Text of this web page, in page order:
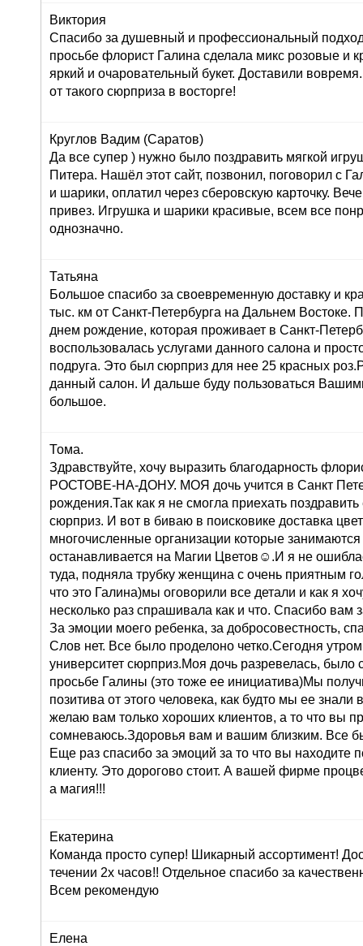
Виктория
Спасибо за душевный и профессиональный
просьбе флорист Галина сделала микс розовые и
яркий и очаровательный букет. Доставили
от такого сюрприза в восторге!
Круглов Вадим (Саратов)
Да все супер ) нужно было поздравить мягкой
Питера. Нашёл этот сайт, позвонил, поговорил с
и шарики, оплатил через сберовскую карточку.
привез. Игрушка и шарики красивые, всем все
однозначно.
Татьяна
Большое спасибо за своевременную доставку и
тыс. км от Санкт-Петербурга на Дальнем Востоке.
днем рождение, которая проживает в Санкт-
воспользовалась услугами данного салона и
подруга. Это был сюрприз для нее 25 красных
данный салон. И дальше буду пользоваться
большое.
Тома.
Здравствуйте, хочу выразить благодарность
РОСТОВЕ-НА-ДОНУ. МОЯ дочь учится в Санкт
рождения.Так как я не смогла приехать
сюрприз. И вот в биваю в поисковике доставка
многочисленные организации которые
останавливается на Магии Цветов☺.И я не
туда, подняла трубку женщина с очень приятным
что это Галина)мы оговорили все детали и как я
несколько раз спрашивала как и что. Спасибо вам
За эмоции моего ребенка, за добросовестность,
Слов нет. Все было проделоно четко.Сегодня
университет сюрприз.Моя дочь разревелась, было
просьбе Галины (это тоже ее инициатива)Мы
позитива от этого человека, как будто мы ее знали
желаю вам только хороших клиентов, а то что вы
сомневаюсь.Здоровья вам и вашим близким. Все
Еще раз спасибо за эмоций за то что вы находите
клиенту. Это дорогово стоит. А вашей фирме
а магия!!!
Екатерина
Команда просто супер! Шикарный ассортимент!
течении 2х часов!! Отдельное спасибо за
Всем рекомендую
Елена